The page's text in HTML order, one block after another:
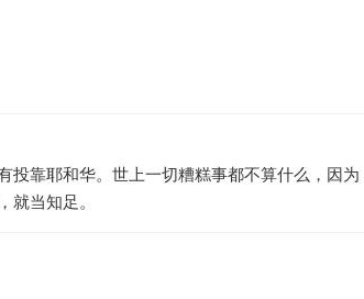
投靠耶和华。世上一切糟糕事都不算什么，因为
就当知足。